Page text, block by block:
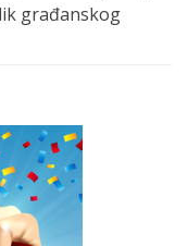
građanskog